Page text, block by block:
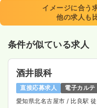
8:30～17:30（休憩
土日休み
オンコールあ
気になる
日勤のみ（パート）
給与 時給1,600円〜
イメージに合う
他の求人も
条件が似ている求人
酒井眼科
直接応募求人 電子カルテ
愛知県北名古屋市 / 比良駅